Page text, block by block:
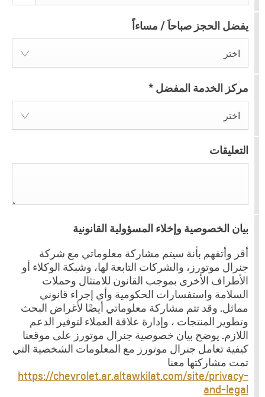
يفضل الحجز صباحاَ / مساءاً
اختر
مركز الخدمة المفضل *
اختر
التعليقات
بيان الخصوصية وإخلاء المسؤولية القانونية
أقر وأتفهم بأنة سيتم مشاركة معلوماتي مع شركة
جنرال موتورز، والشركات التابعة لها، وشبكة الوكلاء أو
الأطراف الأخرى بموجب القانون للامتثال وحملات
السلامة واستفسارات الحكومية وأي إجراء قانوني
مماثل. وقد تتم مشاركة معلوماتي أيضًا لأغراض البحث
وتطوير المنتجات ، وإدارة علاقة العملاء لتوفير الدعم
اللازم. يوضح بيان خصوصية جنرال موتورز على موقعنا
كيفية تعامل جنرال موتورز مع المعلومات الشخصية التي
تمت مشاركتها معنا
https://chevrolet.ar.altawkilat.com/site/privacy-
and-legal